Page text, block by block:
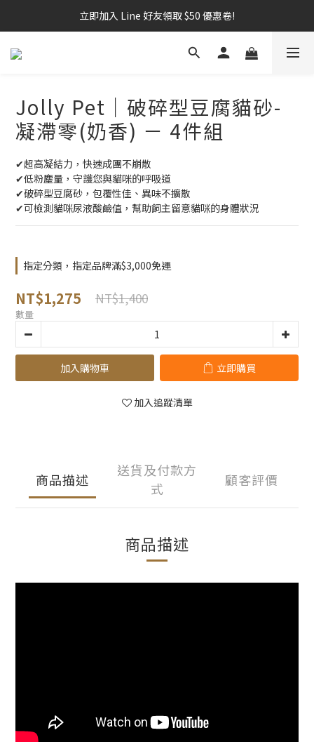
立即加入 Line 好友領取 $50 優惠卷!
Jolly Pet｜破碎型豆腐貓砂-
凝滯零(奶香) － 4件組
✔超高凝結力，快速成團不崩散
✔低粉塵量，守護您與貓咪的呼吸道
✔破碎型豆腐砂，包覆性佳、異味不擴散
✔可檢測貓咪尿液酸鹼值，幫助飼主留意貓咪的身體狀況
指定分類，指定品牌滿$3,000免運
NT$1,275 NT$1,400
數量
加入購物車 立即購買
加入追蹤清單
商品描述
送貨及付款方
式
顧客評價
商品描述